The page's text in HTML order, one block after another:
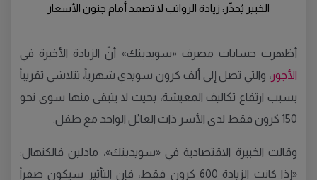
الخبير يُحذّر: زيادة الرواتب لا تصمد أمام جنون الأسعار
أظهرت حسابات مصرف «سويدبنك» أنّ الزيادة الأخيرة في
الأجور، والتي تصل إلى ألف كرون سويدي شهرياً، تتلاشى تقريباً
بسبب ارتفاع تكاليف المعيشة، بحيث لا يتبقى منها سوى نحو
150 كرون فقط لدى الأسر ذات العائل الواحد مع طفل.
وقالت الخبيرة الاقتصادية في «سويدبنك»، مادلين فالكنهال:
«إذا كانت الزيادة 600 كرون فقط، فإن التأثير سيكون صفراً